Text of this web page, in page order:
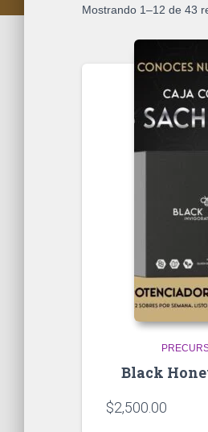
Mostrando 1–12 de 43
Black
$2,500.00